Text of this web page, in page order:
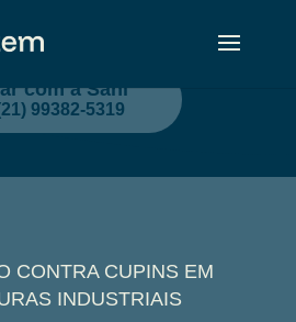
com a Sani
99382-5319
CONTRA CUPINS EM
INDUSTRIAIS